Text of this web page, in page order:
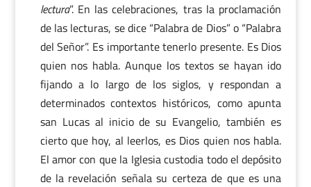
lectura”. En las celebraciones, tras la proclamación
de las lecturas, se dice “Palabra de Dios” o “Palabra
del Señor”. Es importante tenerlo presente. Es Dios
quien nos habla. Aunque los textos se hayan ido
fijando a lo largo de los siglos, y respondan a
determinados contextos históricos, como apunta
san Lucas al inicio de su Evangelio, también es
cierto que hoy, al leerlos, es Dios quien nos habla.
El amor con que la Iglesia custodia todo el depósito
de la revelación señala su certeza de que es una